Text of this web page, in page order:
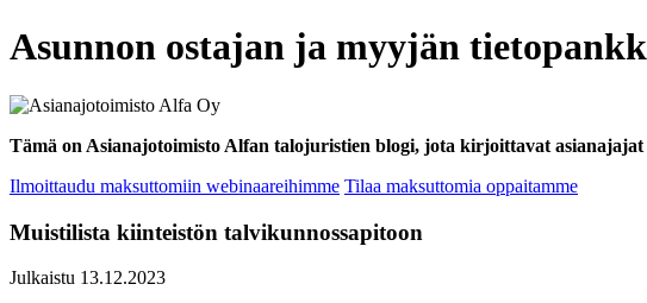
Asunnon ostajan ja myyjän
Tämä on Asianajotoimisto Alfan talojuristien blogi, jota kirjoittavat
Ilmoittaudu maksuttomiin webinaareihimme Tilaa maksuttomia oppaitamme
Muistilista kiinteistön talvikunnossapitoon
Julkaistu 13.12.2023